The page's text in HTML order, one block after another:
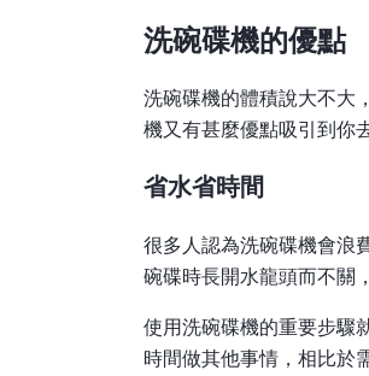
洗碗碟機的優點
洗碗碟機的體積說大不大
機又有甚麼優點吸引到你
省水省時間
很多人認為洗碗碟機會浪
碗碟時長開水龍頭而不關
使用洗碗碟機的重要步驟
時間做其他事情，相比於